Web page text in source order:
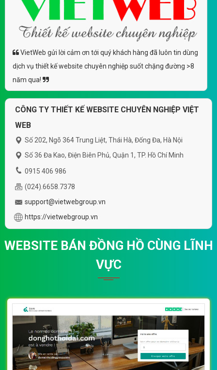
VietWeb gửi lời cảm ơn tới quý khách hàng đã luôn tin dùng
dịch vụ thiết kế website chuyên nghiệp suốt chặng đường >8
năm qua!
CÔNG TY THIẾT KẾ WEBSITE CHUYÊN NGHIỆP VIỆT
WEB
Số 202, Ngõ 364 Trung Liệt, Thái Hà, Đống Đa, Hà Nội
Số 36 Đa Kao, Điện Biên Phủ, Quận 1, TP. Hồ Chí Minh
0915 406 986
(024).6658.7378
support@vietwebgroup.vn
https://vietwebgroup.vn
WEBSITE BÁN ĐỒNG HỒ CÙNG LĨNH
VỰC